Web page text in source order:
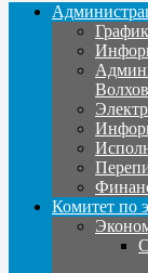
Комитет по